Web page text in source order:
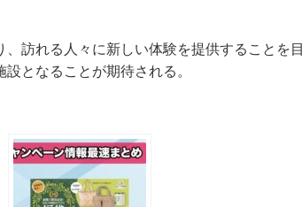
訪れる人々に新しい体験を提供することを目
となることが期待される。